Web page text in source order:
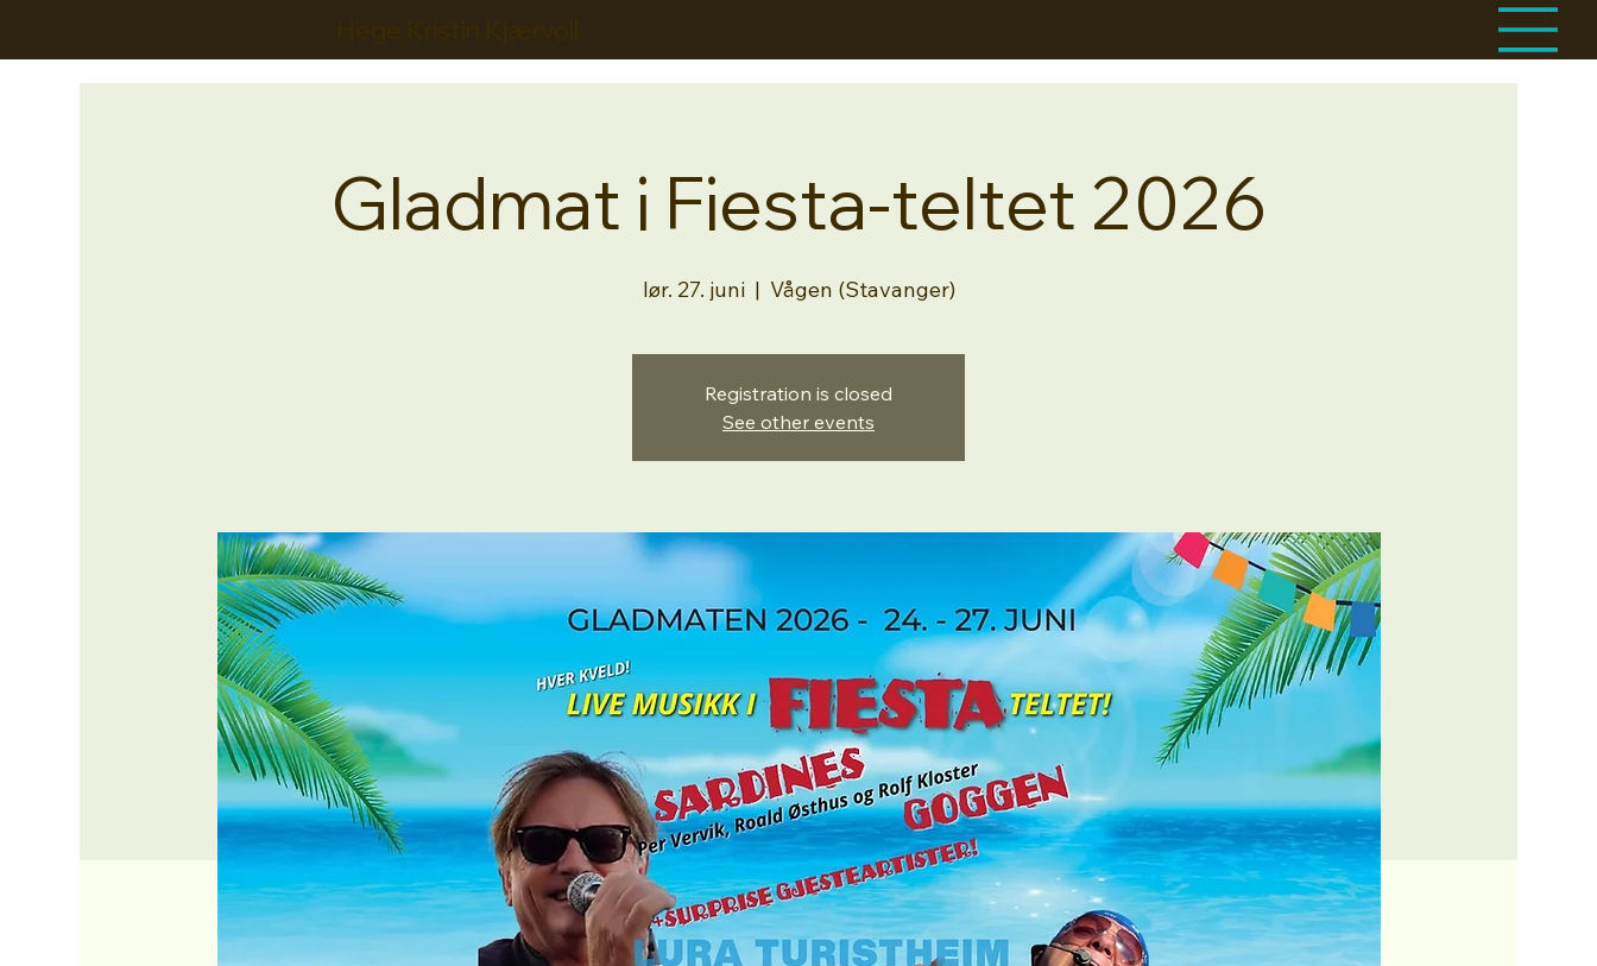
Gladmat i Fiesta-teltet 2026
lør. 27. juni
  |
Vågen (Stavanger)
Registration is closed
See other events